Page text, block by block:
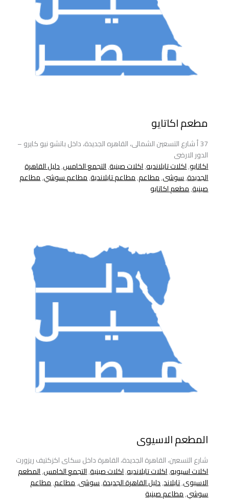
مطعم اكاتايو
37 أ شارع التسعين الشمالى، القاهره الجديدة، داخل باتشو نيو كايرو –
الدور الارضى
اكاتايو,اكلات تايلانديه,اكلات صينية,التجمع الخامس,دليل القاهرة
الجديدة,سوشى,مطاعم,مطاعم تايلاندية,مطاعم سوشي,مطاعم
صينية,مطعم اكاتايو
المطعم الاسيوى
شارع التسعين، القاهرة الجديدة، القاهرة داخل سكاى اكزكتيف ريزورت
اكلات اسيويه,اكلات تايلانديه,اكلات صينية,التجمع الخامس,المطعم
الاسيوى,تايلاند,دليل القاهرة الجديدة,سوشى,مطاعم,مطاعم
سوشي,مطاعم صينية